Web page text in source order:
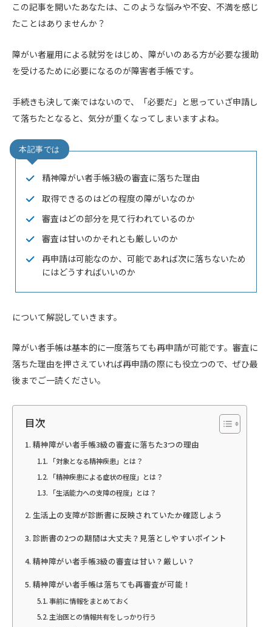
この記事を開いたあなたは、このような悩みや不安、不満を感じ
たことはありませんか？
障がい者雇用による就労をはじめ、障がいのある方が必要な援助
を受けるために必要になるのが障害者手帳です。
手続きも決して楽ではないので、「必要だ」と思っていざ申請し
て落ちたとなると、気分が重くなってしまいますよね。
精神障がい者手帳3級の審査に落ちた理由
取得できるのはどの程度の障がいなのか
審査はどの部分を見て行われているのか
審査は甘いのかそれとも厳しいのか
再申請は可能なのか、可能であれば次に落ちないため
にはどうすればいいのか
について解説していきます。
障がい者手帳は基本的に一度落ちても再申請が可能です。審査に
落ちた理由を押さえていれば再申請の際にも役立つので、ぜひ最
後までご一読ください。
目次
精神障がい者手帳3級の審査に落ちた3つの理由
「対象となる精神疾患」とは？
「精神疾患による症状の程度」とは？
「生活能力への支障の程度」とは？
生活上の支障が診断書に反映されていたか確認しよう
診断書の2つの期間は大丈夫？見落としやすいポイント
精神障がい者手帳3級の審査は甘い？厳しい？
精神障がい者手帳は落ちても再審査が可能！
事前に情報をまとめておく
主治医との情報共有をしっかり行う